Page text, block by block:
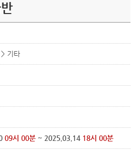
기타
09시 00분 ~ 2025.03.14 18시 00분